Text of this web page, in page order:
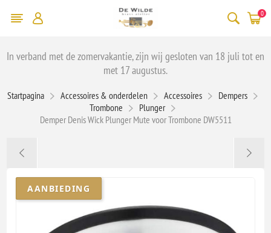
0
In verband met de zomervakantie, zijn wij gesloten van 18 juli tot en
met 17 augustus.
Startpagina Accessoires & onderdelen Accessoires
Dempers
Trombone
Plunger
Demper Denis Wick Plunger Mute voor Trombone DW5511
AANBIEDING